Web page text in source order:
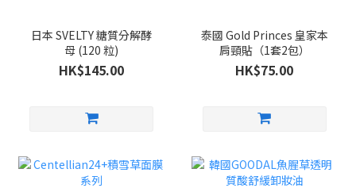
日本 SVELTY 糖質分解酵
母 (120 粒)
HK$145.00
泰國 Gold Princes 皇家本
肩頸貼（1套2包）
HK$75.00